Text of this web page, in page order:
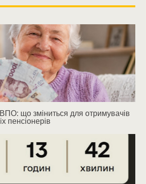
що зміниться для отримувачів
пенсіонерів